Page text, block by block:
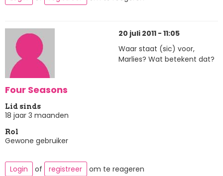
Four Seasons
Lid sinds
18 jaar 3 maanden
Rol
Gewone gebruiker
20 juli 2011 - 11:05
Waar staat (sic) voor,
Marlies? Wat betekent dat?
Login of registreer om te reageren